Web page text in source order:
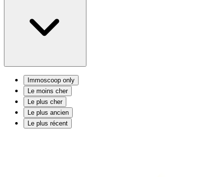
Immoscoop only
Le moins cher
Le plus cher
Le plus ancien
Le plus récent